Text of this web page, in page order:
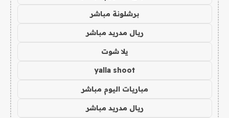
برشلونة مباشر
ريال مدريد مباشر
يلا شوت
yalla shoot
مباريات اليوم مباشر
ريال مدريد مباشر